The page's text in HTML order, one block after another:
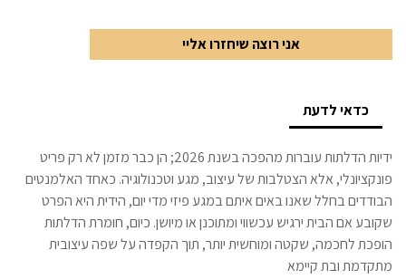
אני רוצה שיחזרו אליי
כדאי לדעת
ידיות הדלתות עוברות מהפכה בשנת 2026; הן כבר מזמן לא רק פריט
פונקציונלי, אלא הצטלבות של עיצוב, מגע וטכנולוגיה. כאחד האלמנטים
הבודדים בחלל שאנו באים איתם במגע פיזי מדי יום, הידית היא הפרט
שקובע אם הבית ירגיש עכשווי ומתוכנן או מיושן. כיום, חומרת הדלתות
הופכת לחכמה, שקטה ומוחשית יותר, תוך הקפדה על שפה עיצובית
מתקדמת ובת קיימא